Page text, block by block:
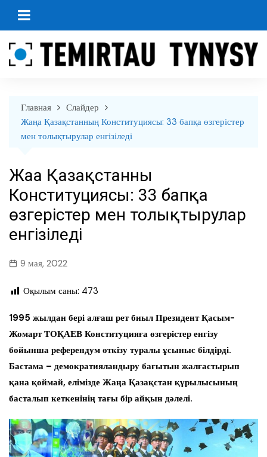
перейти
Главная
Слайдер
Жаңа Қазақстанның Конституциясы: 33 бапқа өзгерістер
мен толықтырулар енгізіледі
Жаңа Қазақстанның
Конституциясы: 33 бапқа
өзгерістер мен толықтырулар
енгізіледі
9 мая, 2022
Оқылым саны: 473
1995 жылдан бері алғаш рет биыл Президент Қасым-
Жомарт ТОҚАЕВ Конституцияға өзгерістер енгізу
бойынша референдум өткізу туралы ұсыныс білдірді.
Бастама – демократияландыру бағытын жалғастырып
қана қоймай, елімізде Жаңа Қазақстан құрылысының
басталып кеткенінің тағы бір айқын дәлелі.